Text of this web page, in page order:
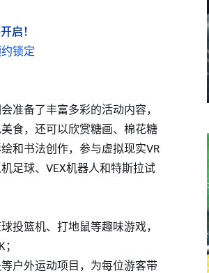
启！
锁定
准备了丰富多彩的活动内容，
食，还可以欣赏糖画、棉花糖
和书法创作，参与虚拟现实VR
足球、VEX机器人和特斯拉试
投篮机、打地鼠等趣味游戏，
户外运动项目，为每位游客带